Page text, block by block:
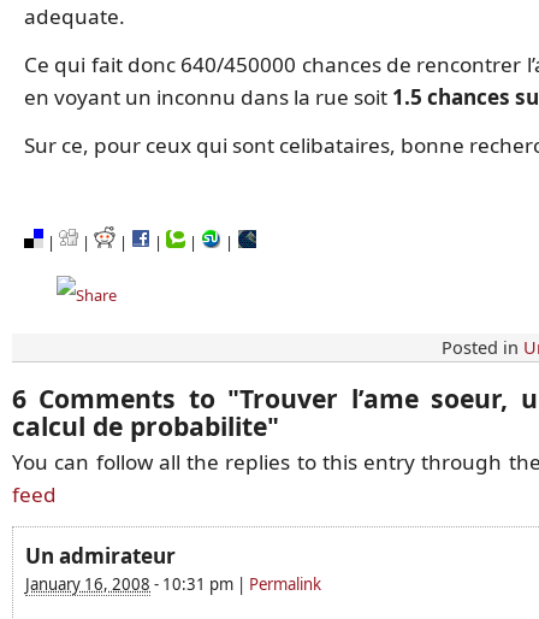
adequate.
Ce qui fait donc 640/450000 chances de rencontrer
en voyant un inconnu dans la rue soit 1.5 chances
Sur ce, pour ceux qui sont celibataires, bonne
| | | | | |
Posted in
6 Comments to "Trouver l’ame soeur,
calcul de probabilite"
You can follow all the replies to this entry through
feed
Un admirateur
January 16, 2008 - 10:31 pm | Permalink